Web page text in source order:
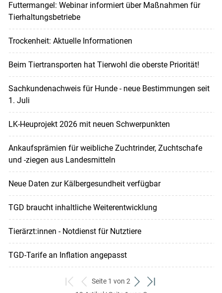
Futtermangel: Webinar informiert über Maßnahmen für
Tierhaltungsbetriebe
Trockenheit: Aktuelle Informationen
Beim Tiertransporten hat Tierwohl die oberste Priorität!
Sachkundenachweis für Hunde - neue Bestimmungen seit
1. Juli
LK-Heuprojekt 2026 mit neuen Schwerpunkten
Ankaufsprämien für weibliche Zuchtrinder, Zuchtschafe
und -ziegen aus Landesmitteln
Neue Daten zur Kälbergesundheit verfügbar
TGD braucht inhaltliche Weiterentwicklung
Tierärzt:innen - Notdienst für Nutztiere
TGD-Tarife an Inflation angepasst
zum
zurück
Seite 1 von 2
weiterzum